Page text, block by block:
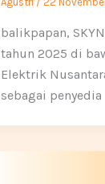
balikpapan,
tahun 2025 di
Elektrik
sebagai penyedia